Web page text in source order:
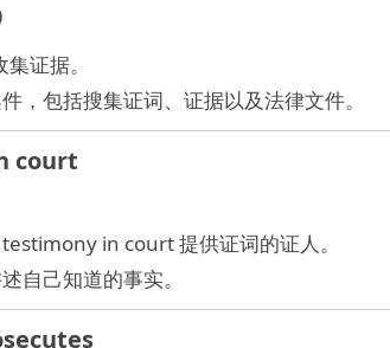
证据。
，包括搜集证词、证据以及法律文件。
court
in court 提供证词的证人。
自己知道的事实。